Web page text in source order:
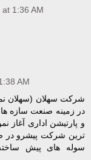
1:36 AM
AM
در زمینه صنعت سازه
و پارتیشن اداری آغاز
ترین شرکت پیشرو در
سوله های پیش